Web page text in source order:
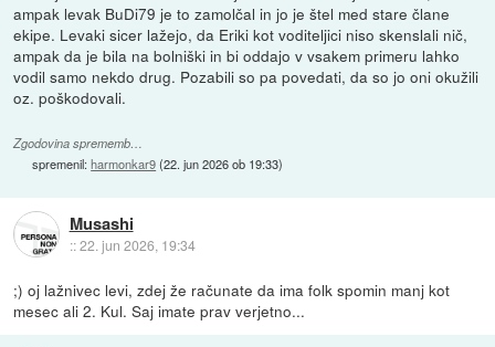
ampak levak BuDi79 je to zamolčal in jo je štel med stare člane
ekipe. Levaki sicer lažejo, da Eriki kot voditeljici niso skenslali nič,
ampak da je bila na bolniški in bi oddajo v vsakem primeru lahko
vodil samo nekdo drug. Pozabili so pa povedati, da so jo oni okužili
oz. poškodovali.
Zgodovina sprememb…
spremenil:harmonkar9(22. jun 2026 ob 19:33)
Musashi
::22. jun 2026, 19:34
;) oj lažnivec levi, zdej že računate da ima folk spomin manj kot
mesec ali 2. Kul. Saj imate prav verjetno...